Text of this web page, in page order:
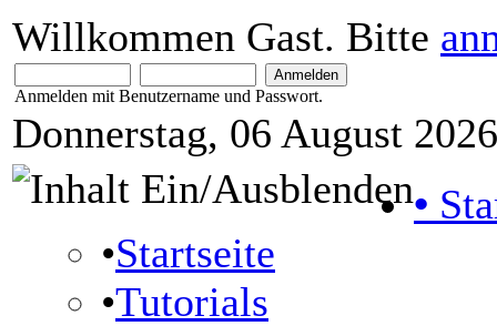
Willkommen Gast. Bitte
Anmelden mit Benutzername und Passwort.
Donnerstag, 06 August
•
•Startseite
•Tutorials